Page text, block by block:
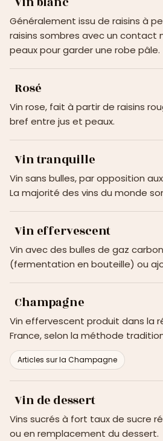
Généralement issu de raisins à
raisins sombres avec un contact
peaux pour garder une robe pâle.
Rosé
Vin rose, fait à partir de raisins
bref entre jus et peaux.
Vin tranquille
Vin sans bulles, par opposition
La majorité des vins du monde
Vin effervescent
Vin avec des bulles de gaz
(fermentation en bouteille) ou
Champagne
Vin effervescent produit dans la
France, selon la méthode
Articles sur la Champagne
Vin de dessert
Vins sucrés à fort taux de sucre
ou en remplacement du dessert.